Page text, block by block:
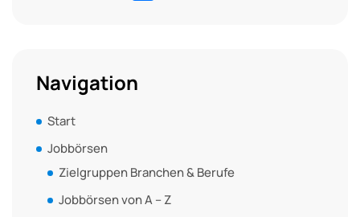
Navigation
Start
Jobbörsen
Zielgruppen Branchen & Berufe
Jobbörsen von A – Z